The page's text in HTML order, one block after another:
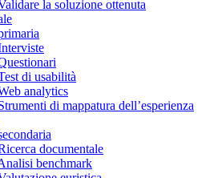
la soluzione ottenuta
di usabilità
analytics
di mappatura dell’esperienza
documentale
benchmark